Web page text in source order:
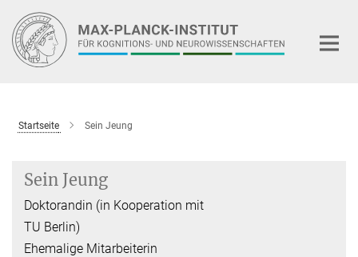
Hauptinhalt
Startseite Sein Jeung
Sein Jeung
Doktorandin (in Kooperation mit
TU Berlin)
Ehemalige Mitarbeiterin